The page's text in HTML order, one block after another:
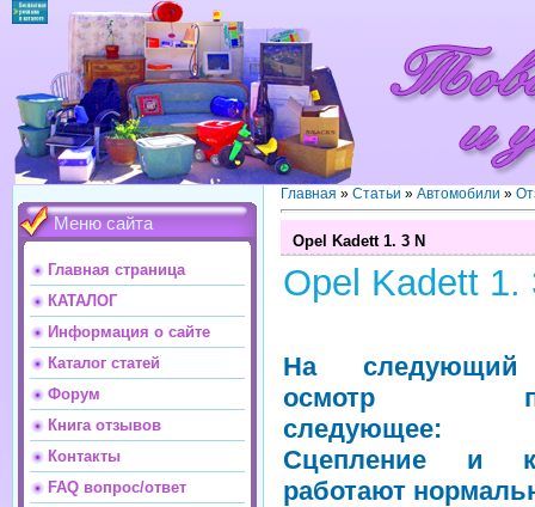
Меню сайта
Главная страница
КАТАЛОГ
Информация о сайте
Каталог статей
Форум
Книга отзывов
Контакты
FAQ вопрос/ответ
Главная » Статьи » Автомобили »
Opel Kadett 1. 3 N
Opel Kadett 1.
На
осмотр
следующее:
Сцепление и
работают